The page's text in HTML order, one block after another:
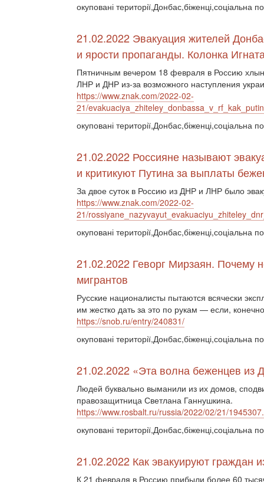
окуповані території,Донбас,біженці,соціальна
21.02.2022 Эвакуация жителей
и ярости пропаганды. Колонка
Пятничным вечером 18 февраля в Россию
ЛНР и ДНР из-за возможного наступления
https://www.znak.com/2022-02-
21/
окуповані території,Донбас,біженці,соціальна
21.02.2022 Россияне называют
и критикуют Путина за выплаты
За двое суток в Россию из ДНР и ЛНР было
https://www.znak.com/2022-02-
21/
окуповані території,Донбас,біженці,соціальна
21.02.2022 Геворг Мирзаян. Почему
мигрантов
Русские националисты пытаются всячески
им жестко дать за это по рукам — если,
https://snob.ru/entry/240831/
окуповані території,Донбас,біженці,соціальна
21.02.2022 «Эта волна беженцев
Людей буквально выманили из их домов,
правозащитница Светлана Ганнушкина.
https://www.rosbalt.ru/russia/2022/02/21/
окуповані території,Донбас,біженці,соціальна
21.02.2022 Как эвакуируют граждан
К 21 февраля в Россию прибыли более 60